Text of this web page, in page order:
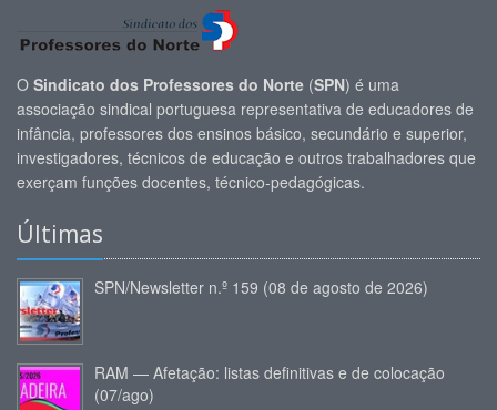
O Sindicato dos Professores do Norte (SPN) é uma
associação sindical portuguesa representativa de educadores de
infância, professores dos ensinos básico, secundário e superior,
investigadores, técnicos de educação e outros trabalhadores que
exerçam funções docentes, técnico-pedagógicas.
Últimas
SPN/Newsletter n.º 159 (08 de agosto de 2026)
RAM — Afetação: listas definitivas e de colocação
(07/ago)